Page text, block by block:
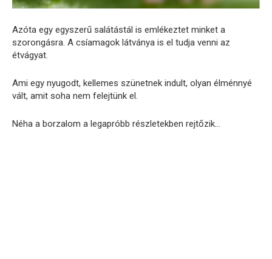
Azóta egy egyszerű salátástál is emlékeztet minket a
szorongásra. A csíamagok látványa is el tudja venni az
étvágyat.
Ami egy nyugodt, kellemes szünetnek indult, olyan élménnyé
vált, amit soha nem felejtünk el.
Néha a borzalom a legapróbb részletekben rejtőzik…